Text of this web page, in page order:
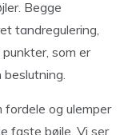
Begge
tandregulering,
som er
fordele og ulemper
faste bøjle. Vi ser